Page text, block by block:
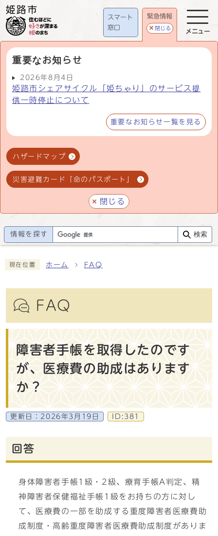
スマート
窓口
緊急情報
閉じる
重要なお知らせ
2026年8月4日
姫路市シェアサイクル「姫ちゃり」のサービス提
供一時停止について
重要なお知らせ一覧を見る
ハザードマップ
災害避難カード「命のパスポート」
閉じる
メニュー
情報を探す 検索
現在位置 ホーム FAQ
FAQ
障害者手帳を取得したのです
が、医療費の助成はあります
か？
更新日： 2026年3月19日 ID:381
回答
身体障害者手帳1級・2級、療育手帳A判定、精
神障害者保健福祉手帳1級をお持ちの方に対し
て、医療費の一部を助成する重度障害者医療費助
成制度・高齢重度障害者医療費助成制度がありま